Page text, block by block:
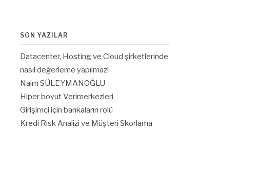
SON YAZILAR
Datacenter, Hosting ve Cloud şirketlerinde
nasıl değerleme yapılmaz!
Naim SÜLEYMANOĞLU
Hiper boyut Verimerkezleri
Girişimci için bankaların rolü
Kredi Risk Analizi ve Müşteri Skorlama